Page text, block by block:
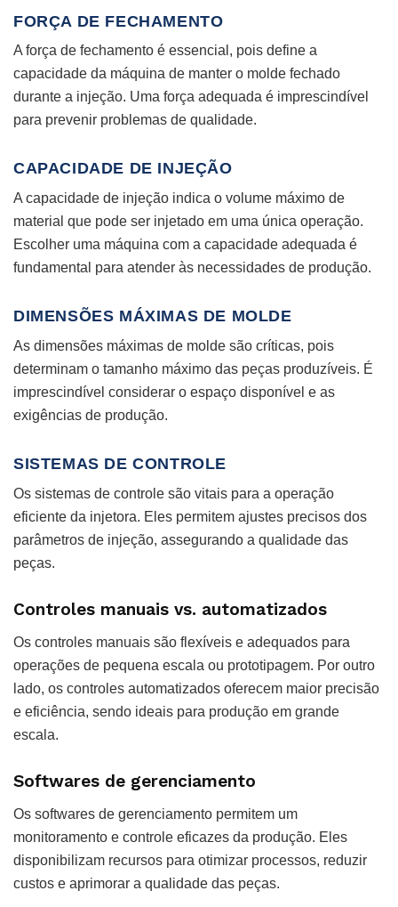
FORÇA DE FECHAMENTO
A força de fechamento é essencial, pois define a
capacidade da máquina de manter o molde fechado
durante a injeção. Uma força adequada é imprescindível
para prevenir problemas de qualidade.
CAPACIDADE DE INJEÇÃO
A capacidade de injeção indica o volume máximo de
material que pode ser injetado em uma única operação.
Escolher uma máquina com a capacidade adequada é
fundamental para atender às necessidades de produção.
DIMENSÕES MÁXIMAS DE MOLDE
As dimensões máximas de molde são críticas, pois
determinam o tamanho máximo das peças produzíveis. É
imprescindível considerar o espaço disponível e as
exigências de produção.
SISTEMAS DE CONTROLE
Os sistemas de controle são vitais para a operação
eficiente da injetora. Eles permitem ajustes precisos dos
parâmetros de injeção, assegurando a qualidade das
peças.
Controles manuais vs. automatizados
Os controles manuais são flexíveis e adequados para
operações de pequena escala ou prototipagem. Por outro
lado, os controles automatizados oferecem maior precisão
e eficiência, sendo ideais para produção em grande
escala.
Softwares de gerenciamento
Os softwares de gerenciamento permitem um
monitoramento e controle eficazes da produção. Eles
disponibilizam recursos para otimizar processos, reduzir
custos e aprimorar a qualidade das peças.